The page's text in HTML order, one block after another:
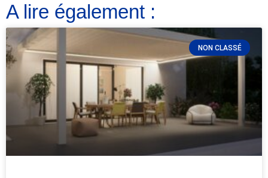
A lire également :
NON CLASSÉ